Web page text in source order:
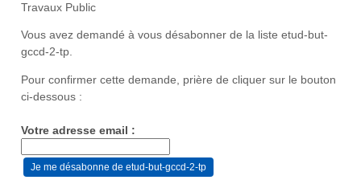
Travaux Public
Vous avez demandé à vous désabonner de la liste etud-but-
gccd-2-tp.
Pour confirmer cette demande, prière de cliquer sur le bouton
ci-dessous :
Votre adresse email :